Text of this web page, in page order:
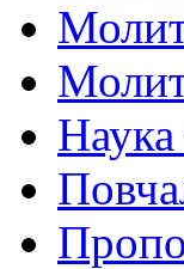
Наука